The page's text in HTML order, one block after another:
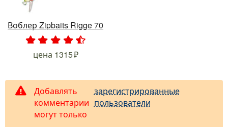
Воблер Zipbaits Rigge 70
. . .
цена 1315
Добавлять
комментарии
могут только
зарегистрированные
пользователи